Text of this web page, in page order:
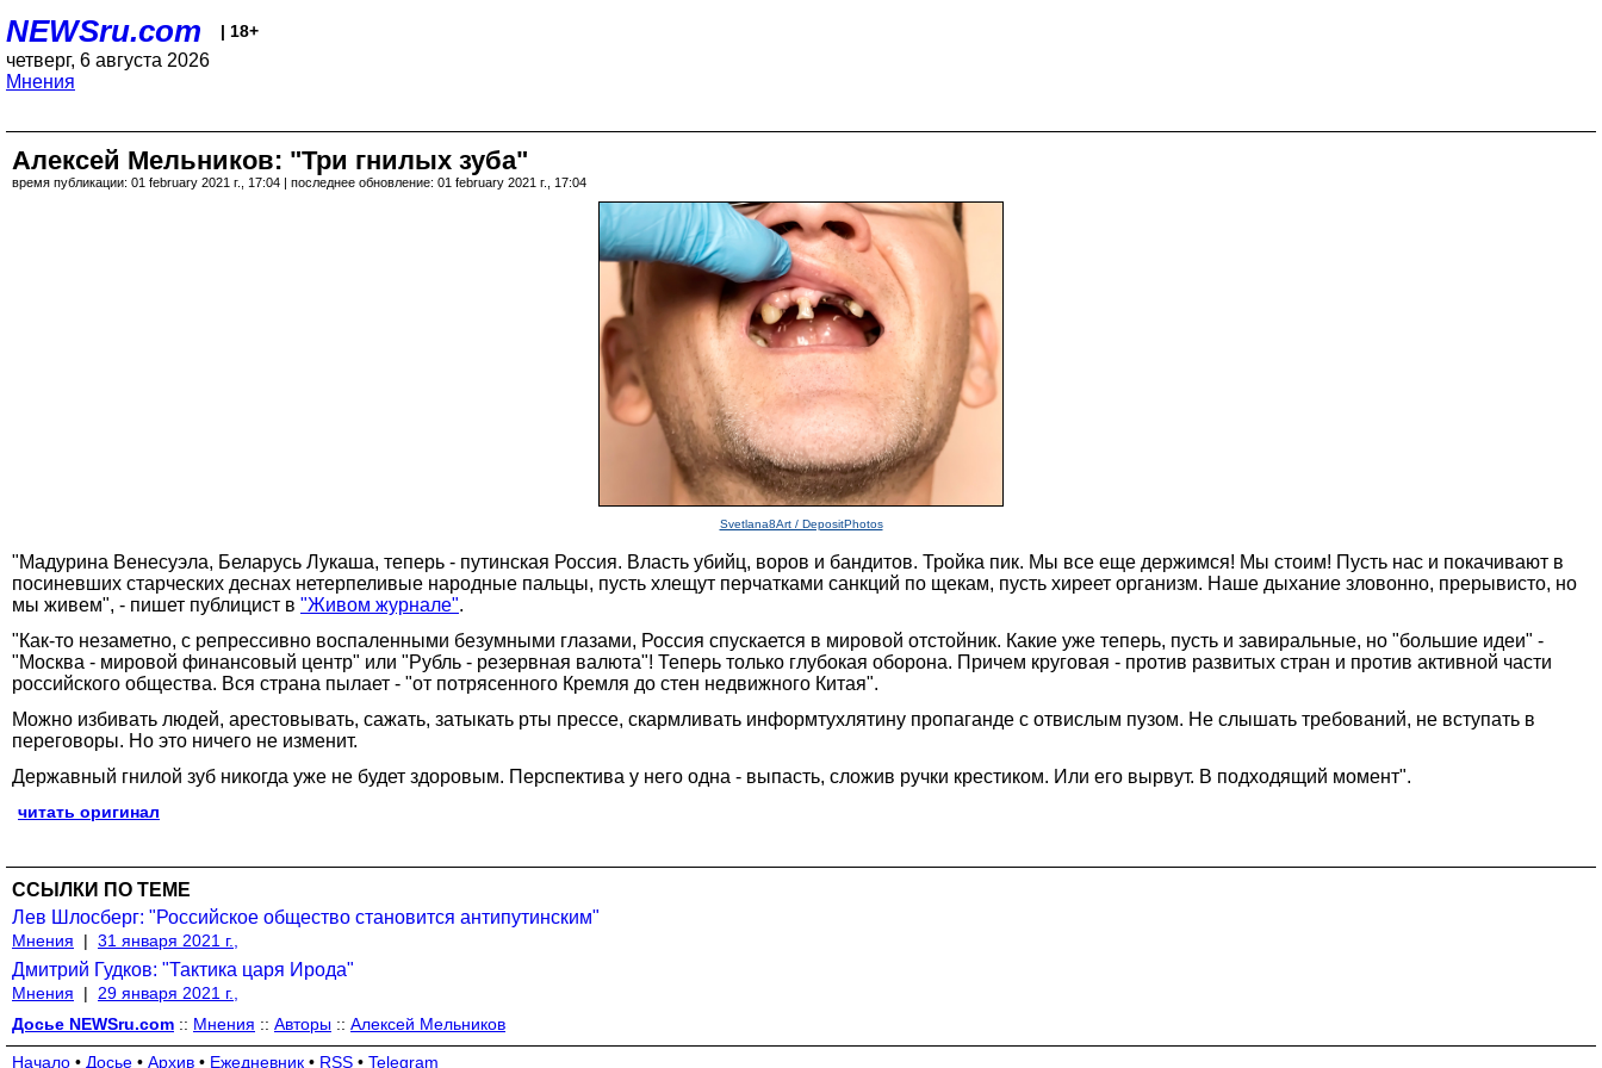
NEWSru.com | 18+
четверг, 6 августа 2026
Мнения
Алексей Мельников: "Три гнилых зуба"
время публикации: 01 february 2021 г., 17:04 | последнее обновление: 01 february 2021 г., 17:04
Svetlana8Art / DepositPhotos
"Мадурина Венесуэла, Беларусь Лукаша, теперь - путинская Россия. Власть убийц, воров и бандитов. Тройка пик. Мы все еще держимся! Мы стоим! Пусть нас и покачивают в
посиневших старческих деснах нетерпеливые народные пальцы, пусть хлещут перчатками санкций по щекам, пусть хиреет организм. Наше дыхание зловонно, прерывисто, но
мы живем", - пишет публицист в "Живом журнале".
"Как-то незаметно, с репрессивно воспаленными безумными глазами, Россия спускается в мировой отстойник. Какие уже теперь, пусть и завиральные, но "большие идеи" -
"Москва - мировой финансовый центр" или "Рубль - резервная валюта"! Теперь только глубокая оборона. Причем круговая - против развитых стран и против активной части
российского общества. Вся страна пылает - "от потрясенного Кремля до стен недвижного Китая".
Можно избивать людей, арестовывать, сажать, затыкать рты прессе, скармливать информтухлятину пропаганде с отвислым пузом. Не слышать требований, не вступать в
переговоры. Но это ничего не изменит.
Державный гнилой зуб никогда уже не будет здоровым. Перспектива у него одна - выпасть, сложив ручки крестиком. Или его вырвут. В подходящий момент".
читать оригинал
ССЫЛКИ ПО ТЕМЕ
Лев Шлосберг: "Российское общество становится антипутинским"
Мнения | 31 января 2021 г.,
Дмитрий Гудков: "Тактика царя Ирода"
Мнения |
29 января 2021 г.,
Досье NEWSru.com :: Мнения :: Авторы :: Алексей Мельников
Начало • Досье • Архив • Ежедневник • RSS • Telegram